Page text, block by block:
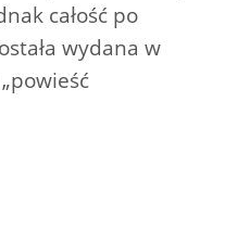
całość po
wydana w